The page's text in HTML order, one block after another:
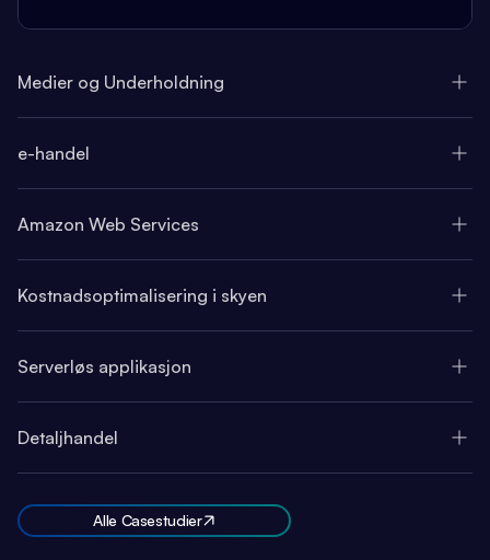
Medier og Underholdning
e-handel
Amazon Web Services
Kostnadsoptimalisering i skyen
Serverløs applikasjon
Detaljhandel
Alle Casestudier